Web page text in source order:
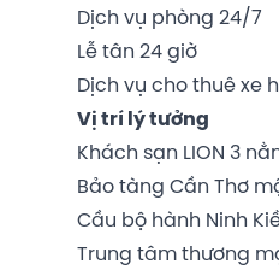
Dịch vụ phòng 24/7
Lễ tân 24 giờ
Dịch vụ cho thuê xe
Vị trí lý tưởng
Khách sạn LION 3
Bảo tàng Cần Thơ
Cầu bộ hành Ninh
Trung tâm thương